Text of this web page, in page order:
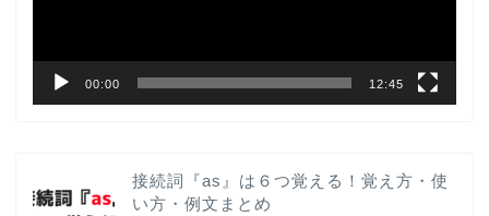
00:00 12:45
接続詞『as』は６つ覚える！覚え方・使
い方・例文まとめ